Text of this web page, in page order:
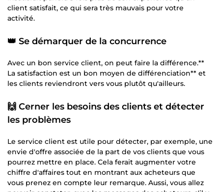
client satisfait, ce qui sera très mauvais pour votre
activité.
👑 Se démarquer de la concurrence
Avec un bon service client, on peut faire la différence.**
La satisfaction est un bon moyen de différenciation** et
les clients reviendront vers vous plutôt qu'ailleurs.
🙌 Cerner les besoins des clients et détecter
les problèmes
Le service client est utile pour détecter, par exemple, une
envie d'offre associée de la part de vos clients que vous
pourrez mettre en place. Cela ferait augmenter votre
chiffre d'affaires tout en montrant aux acheteurs que
vous prenez en compte leur remarque. Aussi, vous allez